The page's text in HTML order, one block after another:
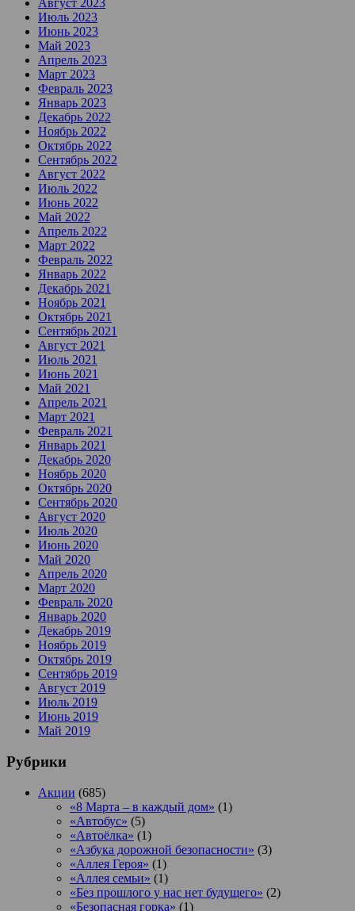
Август 2023
Июль 2023
Июнь 2023
Май 2023
Апрель 2023
Март 2023
Февраль 2023
Январь 2023
Декабрь 2022
Ноябрь 2022
Октябрь 2022
Сентябрь 2022
Август 2022
Июль 2022
Июнь 2022
Май 2022
Апрель 2022
Март 2022
Февраль 2022
Январь 2022
Декабрь 2021
Ноябрь 2021
Октябрь 2021
Сентябрь 2021
Август 2021
Июль 2021
Июнь 2021
Май 2021
Апрель 2021
Март 2021
Февраль 2021
Январь 2021
Декабрь 2020
Ноябрь 2020
Октябрь 2020
Сентябрь 2020
Август 2020
Июль 2020
Июнь 2020
Май 2020
Апрель 2020
Март 2020
Февраль 2020
Январь 2020
Декабрь 2019
Ноябрь 2019
Октябрь 2019
Сентябрь 2019
Август 2019
Июль 2019
Июнь 2019
Май 2019
Рубрики
Акции (685)
«8 Марта – в каждый дом» (1)
«Автобус» (5)
«Автоёлка» (1)
«Азбука дорожной безопасности» (3)
«Аллея Героя» (1)
«Аллея семьи» (1)
«Без прошлого у нас нет будущего» (2)
«Безопасная горка» (1)